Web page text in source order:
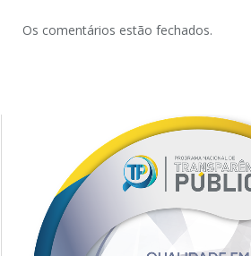
Os comentários estão fechados.